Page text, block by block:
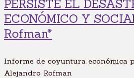
PERSISTE EL
ECONÓMICO Y
Rofman*
Informe de coyuntura económica
Alejandro Rofman